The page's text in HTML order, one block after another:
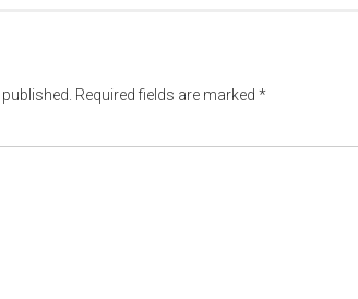
Required fields are marked *